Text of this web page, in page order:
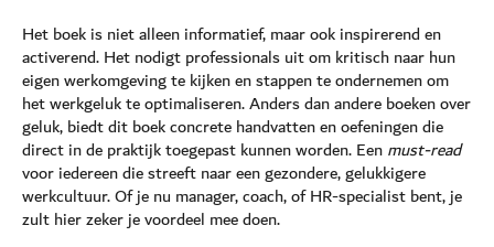
Het boek is niet alleen informatief, maar ook inspirerend en
activerend. Het nodigt professionals uit om kritisch naar hun
eigen werkomgeving te kijken en stappen te ondernemen om
het werkgeluk te optimaliseren. Anders dan andere boeken over
geluk, biedt dit boek concrete handvatten en oefeningen die
direct in de praktijk toegepast kunnen worden. Eenmust-read
voor iedereen die streeft naar een gezondere, gelukkigere
werkcultuur. Of je nu manager, coach, of HR-specialist bent, je
zult hier zeker je voordeel mee doen.